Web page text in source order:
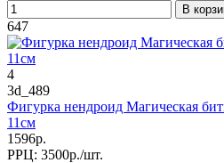
В
647
4
3d_489
Фигурка нендроид Магическая
11см
1596р.
РРЦ: 3500р./шт.